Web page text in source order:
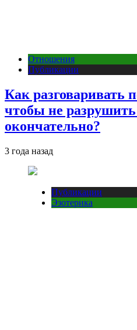
Отношения
Публикации
Как разговаривать
чтобы не разрушить
окончательно?
3 года назад
Публикации
Эзотерика